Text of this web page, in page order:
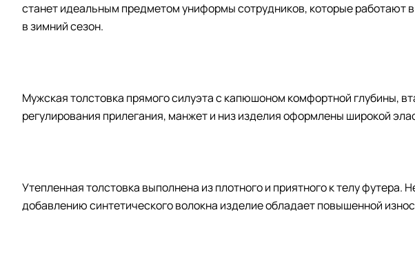
станет идеальным предметом униформы сотрудников, которые работают
в зимний сезон.
Мужская толстовка прямого силуэта с капюшоном комфортной глубины,
регулирования прилегания, манжет и низ изделия оформлены широкой
Утепленная толстовка выполнена из плотного и приятного к телу
добавлению синтетического волокна изделие обладает повышенной